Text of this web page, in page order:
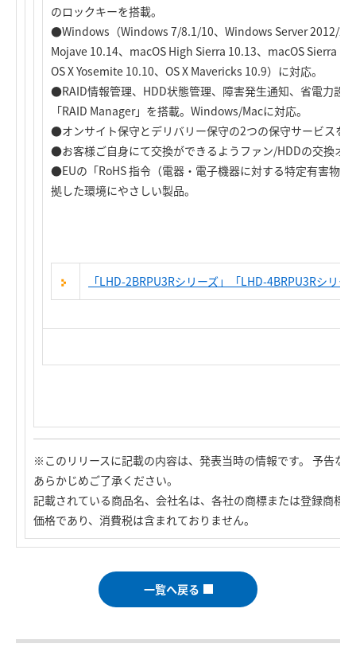
のロックキーを搭載。
●Windows（Windows 7/8.1/10、Windows Server 2012/
Mojave 10.14、macOS High Sierra 10.13、macOS Sierra
OS X Yosemite 10.10、OS X Mavericks 10.9）に対応。
●RAID情報管理、HDD状態管理、障害発生通知、省電力設
「RAID Manager」を搭載。Windows/Macに対応。
●オンサイト保守とデリバリー保守の2つの保守サービスを
●お客様ご自身にて交換ができるようファン/HDDの交換オ
●EUの「RoHS 指令（電器・電子機器に対する特定有害物
拠した環境にやさしい製品。
「LHD-2BRPU3Rシリーズ」「LHD-4BRPU3Rシリ
※このリリースに記載の内容は、発表当時の情報です。 予告な
あらかじめご了承ください。
記載されている商品名、会社名は、各社の商標または登録商標
価格であり、消費税は含まれておりません。
一覧へ戻る